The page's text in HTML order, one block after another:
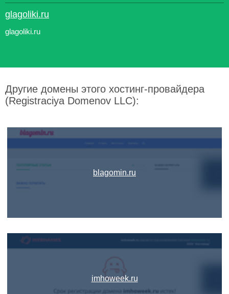
glagoliki.ru
glagoliki.ru
Другие домены этого хостинг-провайдера
(Registraciya Domenov LLC):
blagomin.ru
imhoweek.ru